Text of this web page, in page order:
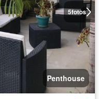
5fotos
Penthouse